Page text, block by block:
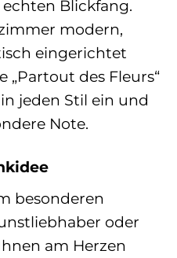
Blickfang.
modern,
eingerichtet
„Partout des Fleurs“
jeden Stil ein und
Note.
besonderen
oder
am Herzen